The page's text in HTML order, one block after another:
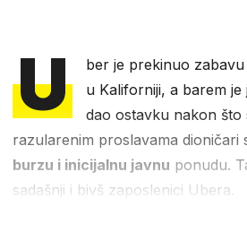
U
ber je prekinuo
u Kaliforniji, a barem
dao ostavku nakon što
razularenim proslavama dioničari
burzu i inicijalnu javnu ponudu.
sadašnji i bivš zaposlenici Ubera.